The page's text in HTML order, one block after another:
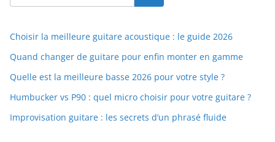
Choisir la meilleure guitare acoustique : le guide 2026
Quand changer de guitare pour enfin monter en gamme
Quelle est la meilleure basse 2026 pour votre style ?
Humbucker vs P90 : quel micro choisir pour votre guitare ?
Improvisation guitare : les secrets d’un phrasé fluide